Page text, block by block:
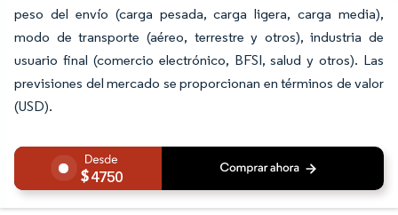
peso del envío (carga pesada, carga ligera, carga media),
modo de transporte (aéreo, terrestre y otros), industria de
usuario final (comercio electrónico, BFSI, salud y otros). Las
previsiones del mercado se proporcionan en términos de valor
(USD).
4750